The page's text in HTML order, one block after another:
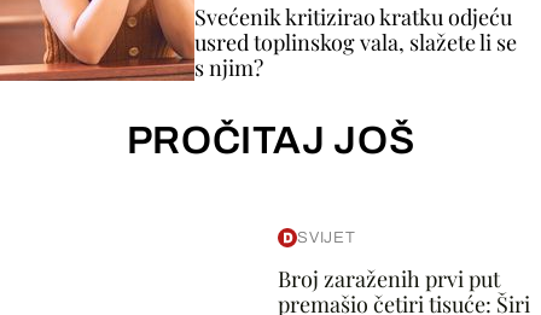
Svećenik kritizirao kratku odjeću
usred toplinskog vala, slažete li se
s njim?
PROČITAJ JOŠ
SVIJET
Broj zaraženih prvi put
premašio četiri tisuće: Širi